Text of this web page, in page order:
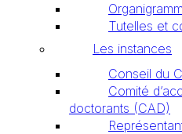
Tutelles et
Les instances
Conseil du
Comité
doctorants (CAD)